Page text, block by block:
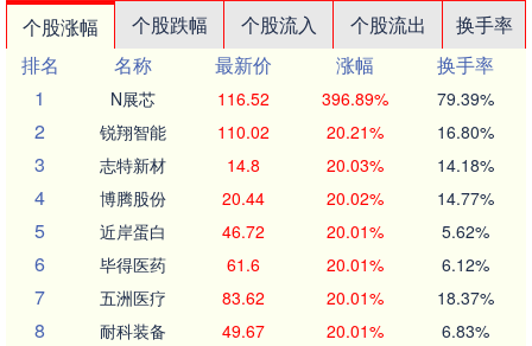
个股涨幅 个股跌幅 个股流入 个股流出
换手率
排名
名称 最新价 涨幅
换手率
1
N展芯 116.52 396.89% 79.39%
2 锐翔智能 110.02 20.21% 16.80%
3 志特新材 14.8 20.03% 14.18%
4 博腾股份 20.44 20.02% 14.77%
5 近岸蛋白 46.72 20.01% 5.62%
6 毕得医药 61.6 20.01% 6.12%
7 五洲医疗 83.62 20.01% 18.37%
8 耐科装备 49.67 20.01% 6.83%